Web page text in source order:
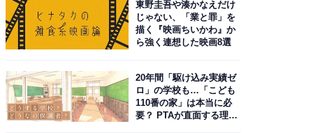
東野圭吾や湊かなえだけ
じゃない、「業と罪」を
描く『映画ちいかわ』か
ら強く連想した映画8選
20年間「駆け込み実績ゼ
ロ」の学校も…「こども
110番の家」は本当に必
要？ PTAが直面する理想